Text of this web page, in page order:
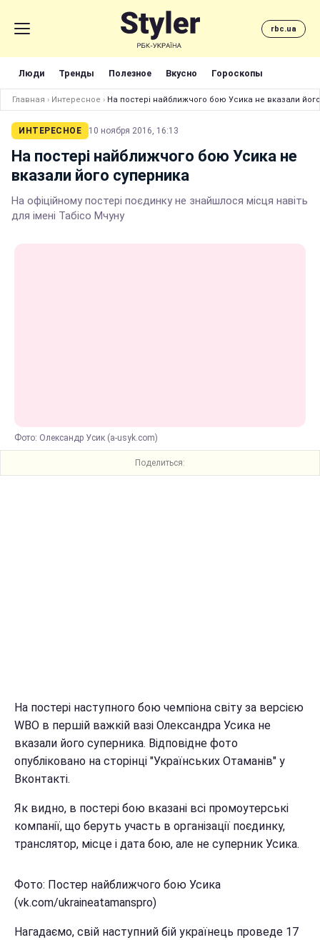
rbc.ua
Люди Тренды Полезное Вкусно Гороскопы
Главная › Интересное › На постері найближчого бою Усика не вказали
ИНТЕРЕСНОЕ 10 ноября 2016, 16:13
На постері найближчого бою Усика не
вказали його суперника
На офіційному постері поєдинку не знайшлося місця навіть
для імені Табісо Мчуну
Фото: Олександр Усик (a-usyk.com)
Поделиться:
На постері наступного бою чемпіона світу за версією
WBO в першій важкій вазі Олександра Усика не
вказали його суперника. Відповідне фото
опубліковано на сторінці "Українських Отаманів" у
Вконтакті.
Як видно, в постері бою вказані всі промоутерські
компанії, що беруть участь в організації поєдинку,
транслятор, місце і дата бою, але не суперник Усика.
Фото: Постер найближчого бою Усика
(vk.com/ukraineatamanspro)
Нагадаємо, свій наступний бій українець проведе 17